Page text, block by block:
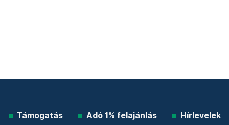
Támogatás Adó 1% felajánlás Hírlevelek